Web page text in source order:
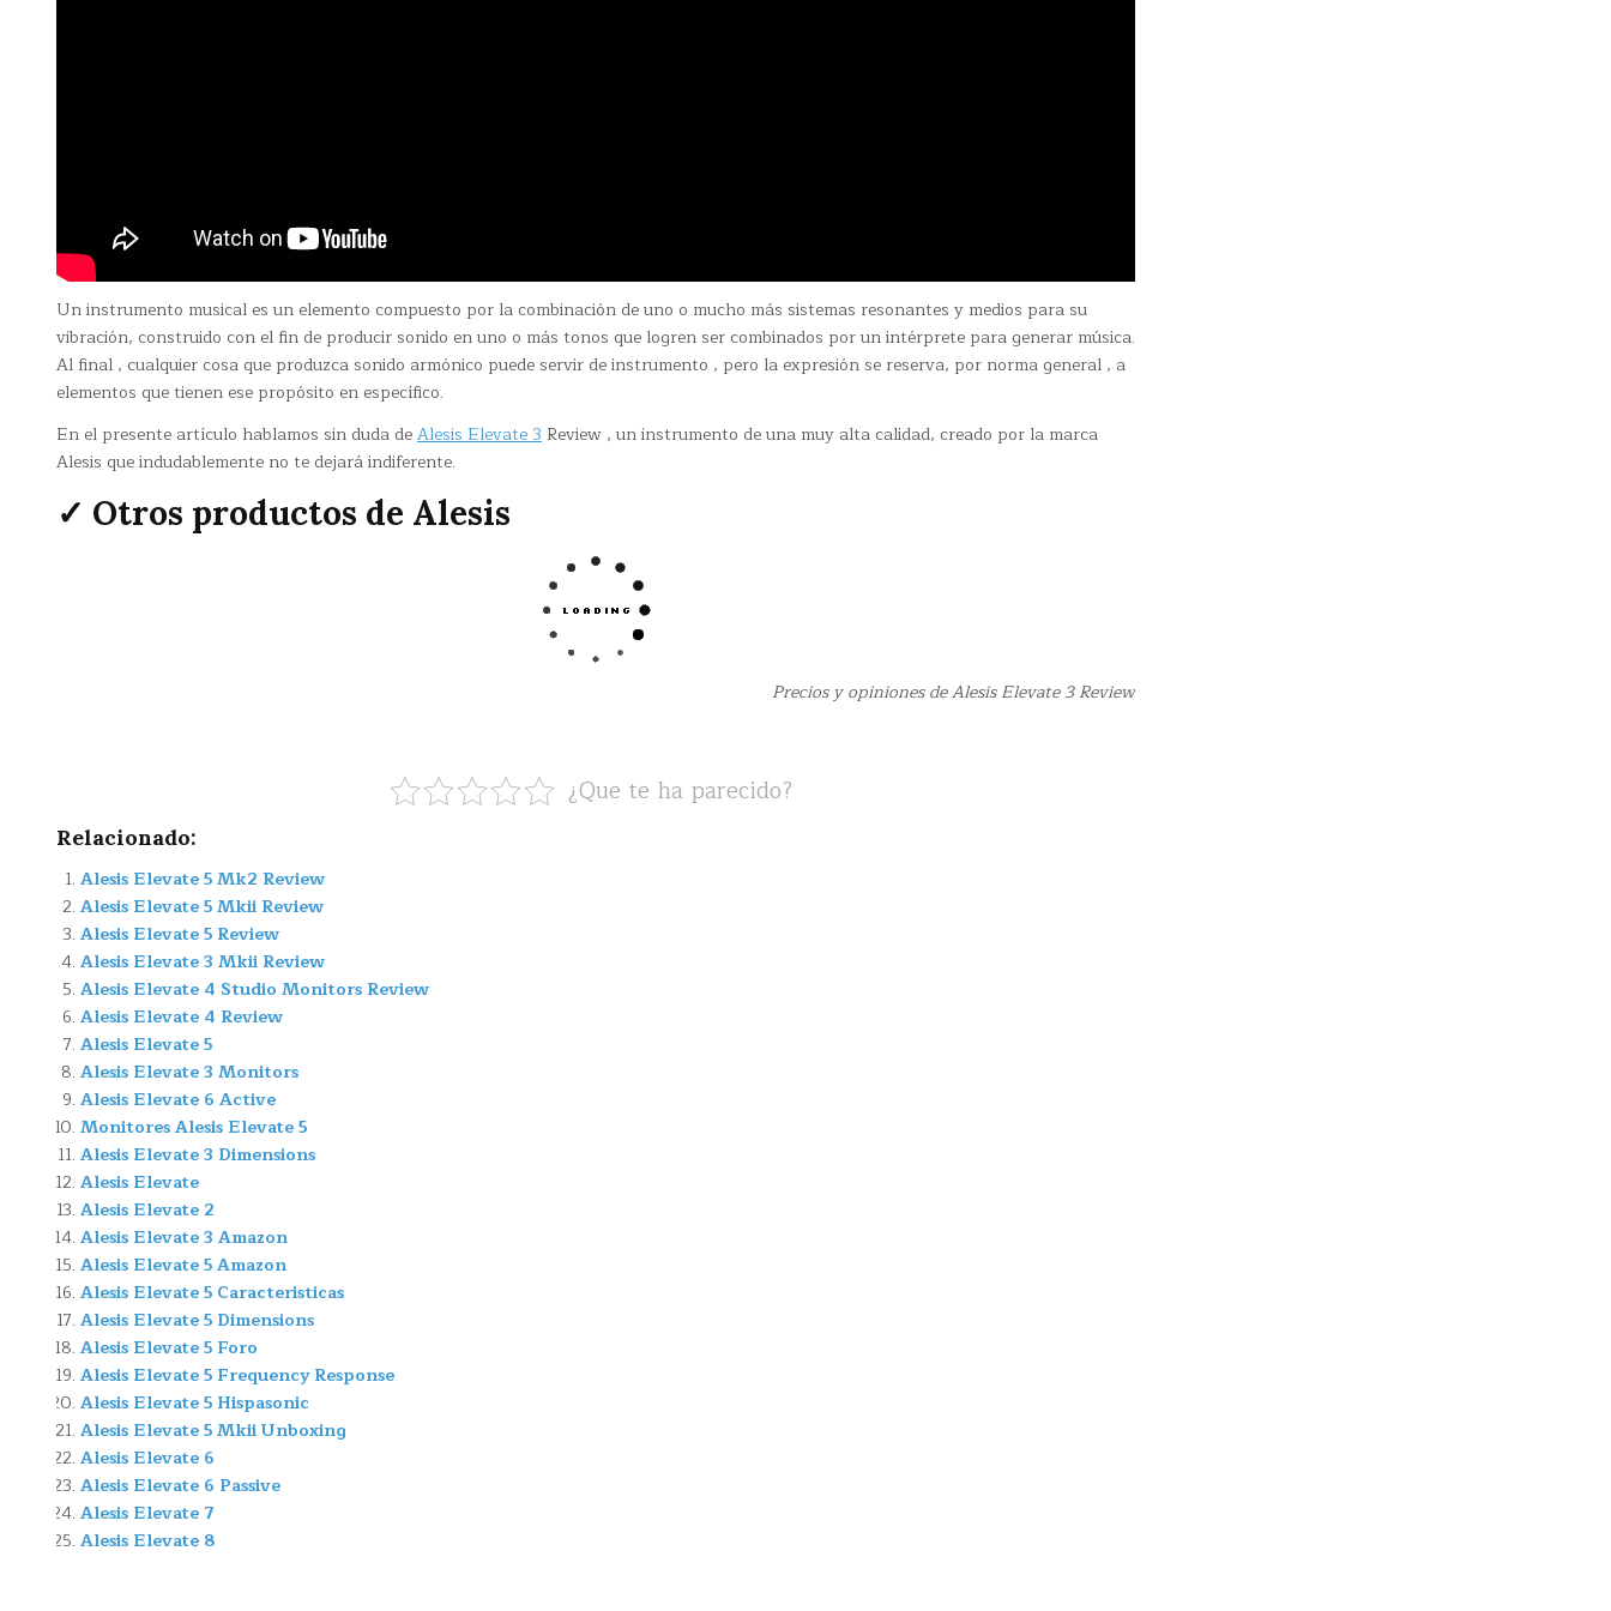
Un instrumento musical es un elemento compuesto por la combinación de uno o mucho más sistemas resonantes y medios para su
vibración, construido con el fin de producir sonido en uno o más tonos que logren ser combinados por un intérprete para generar música.
Al final , cualquier cosa que produzca sonido armónico puede servir de instrumento , pero la expresión se reserva, por norma general , a
elementos que tienen ese propósito en específico.
En el presente artículo hablamos sin duda deAlesis Elevate 3 Review , un instrumento de una muy alta calidad, creado por la marca
Alesis que indudablemente no te dejará indiferente.
✓ Otros productos de Alesis
Precios y opiniones de Alesis Elevate 3 Review
¿Que te ha parecido?
Relacionado:
Alesis Elevate 5 Mk2 Review
Alesis Elevate 5 Mkii Review
Alesis Elevate 5 Review
Alesis Elevate 3 Mkii Review
Alesis Elevate 4 Studio Monitors Review
Alesis Elevate 4 Review
Alesis Elevate 5
Alesis Elevate 3 Monitors
Alesis Elevate 6 Active
Monitores Alesis Elevate 5
Alesis Elevate 3 Dimensions
Alesis Elevate
Alesis Elevate 2
Alesis Elevate 3 Amazon
Alesis Elevate 5 Amazon
Alesis Elevate 5 Caracteristicas
Alesis Elevate 5 Dimensions
Alesis Elevate 5 Foro
Alesis Elevate 5 Frequency Response
Alesis Elevate 5 Hispasonic
Alesis Elevate 5 Mkii Unboxing
Alesis Elevate 6
Alesis Elevate 6 Passive
Alesis Elevate 7
Alesis Elevate 8